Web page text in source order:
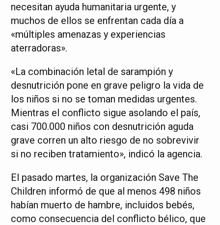
necesitan ayuda humanitaria urgente, y
muchos de ellos se enfrentan cada día a
«múltiples amenazas y experiencias
aterradoras».
«La combinación letal de sarampión y
desnutrición pone en grave peligro la vida de
los niños si no se toman medidas urgentes.
Mientras el conflicto sigue asolando el país,
casi 700.000 niños con desnutrición aguda
grave corren un alto riesgo de no sobrevivir
si no reciben tratamiento», indicó la agencia.
El pasado martes, la organización Save The
Children informó de que al menos 498 niños
habían muerto de hambre, incluidos bebés,
como consecuencia del conflicto bélico, que